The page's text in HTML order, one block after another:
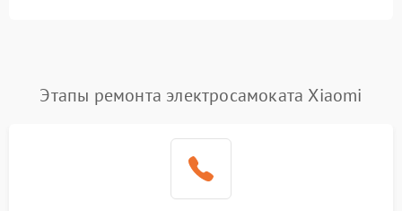
Этапы ремонта электросамоката Xiaomi